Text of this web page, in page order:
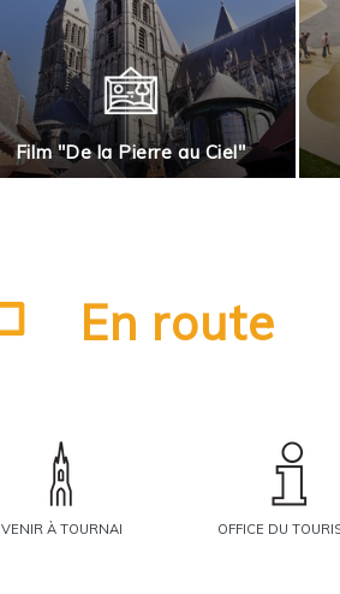
Film "De la Pierre au Ciel"
En route
VENIR À TOURNAI OFFICE DU